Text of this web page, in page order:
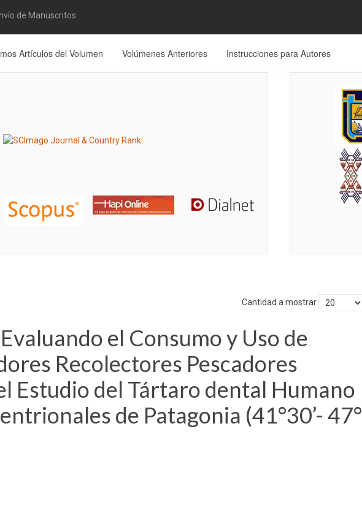
de Manuscritos
Artículos del Volumen Volúmenes Anteriores Instrucciones para Autores
Cantidad a mostrar
el Consumo y Uso de
Recolectores Pescadores
Estudio del Tártaro dental Humano
de Patagonia (41°30’- 47°